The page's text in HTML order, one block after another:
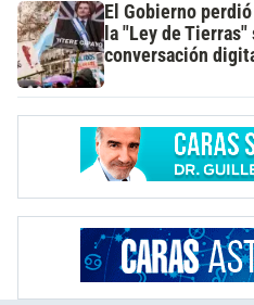
El Gobierno
la "Ley de
conversación